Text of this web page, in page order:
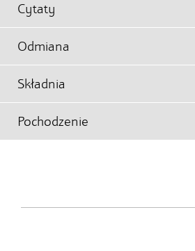
Cytaty
Odmiana
Składnia
Pochodzenie